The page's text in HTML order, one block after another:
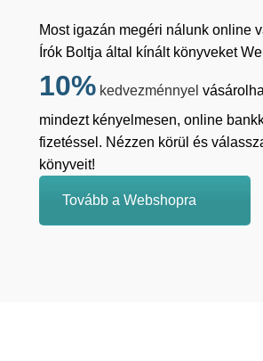
Most igazán megéri nálunk online
Írók Boltja által kínált könyveket
10% kedvezménnyel
mindezt kényelmesen, online
fizetéssel. Nézzen körül és
könyveit!
Tovább a Webshopra